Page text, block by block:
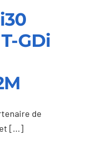
i30
T-GDi
–
GDi
de
[...]